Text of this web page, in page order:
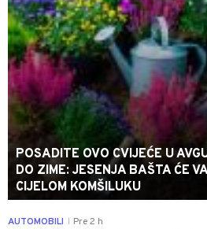
POSADITE OVO CVIJEĆE U
DO ZIME: JESENJA BAŠTA ĆE
CIJELOM KOMŠILUKU
AUTOMOBILI Pre 2 h